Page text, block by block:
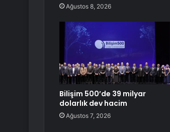
Ağustos 8, 2026
Bilişim 500’de 39 milyar
dolarlık dev hacim
Ağustos 7, 2026